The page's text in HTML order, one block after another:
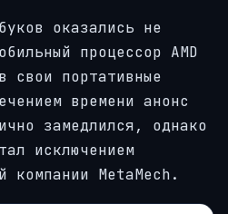
оказались не
процессор AMD
свои портативные
времени анонс
замедлился, однако
исключением
компании MetaMech.